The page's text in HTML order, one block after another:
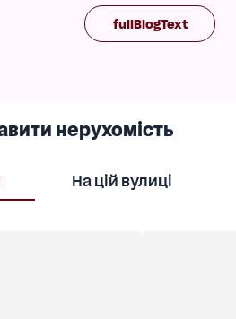
покупців. З усіх
номером [телефонfullBlogText
нерухомість
На цій вулиці